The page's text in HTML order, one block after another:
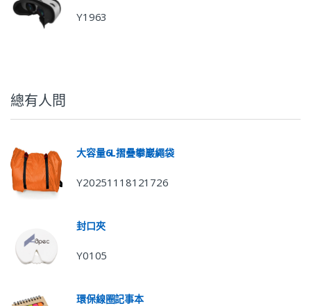
Y1963
總有人問
大容量6L摺疊攀巖繩袋
Y20251118121726
封口夾
Y0105
環保線圈記事本